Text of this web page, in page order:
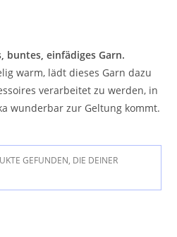
buntes, einfädiges Garn.
warm, lädt dieses Garn dazu
verarbeitet zu werden, in
wunderbar zur Geltung kommt.
GEFUNDEN, DIE DEINER